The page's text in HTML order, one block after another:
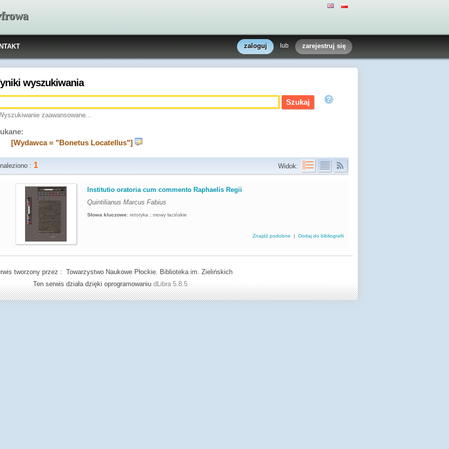
zaloguj lub zarejestruj się
wyszukiwania
zaawansowane...
[Wydawca = "Bonetus Locatellus"]
: 1 Widok:
Institutio oratoria cum commento Raphaelis Regii
Quintilianus Marcus Fabius
Słowa kluczowe:retoryka ; mowy łacińskie
Znajdź podobne |Dodaj do bibliografii
tworzony przez : Towarzystwo Naukowe Płockie. Biblioteka im. Zielińskich
Ten serwis działa dzięki oprogramowaniu dLibra 5.8.5